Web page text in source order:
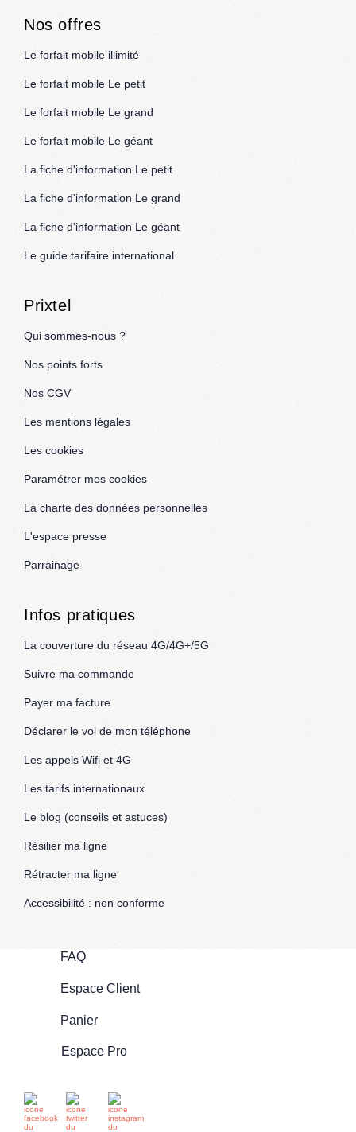
Nos offres
Le forfait mobile illimité
Le forfait mobile Le petit
Le forfait mobile Le grand
Le forfait mobile Le géant
La fiche d'information Le petit
La fiche d'information Le grand
La fiche d'information Le géant
Le guide tarifaire international
Prixtel
Qui sommes-nous ?
Nos points forts
Nos CGV
Les mentions légales
Les cookies
Paramétrer mes cookies
La charte des données personnelles
L'espace presse
Parrainage
Infos pratiques
La couverture du réseau 4G/4G+/5G
Suivre ma commande
Payer ma facture
Déclarer le vol de mon téléphone
Les appels Wifi et 4G
Les tarifs internationaux
Le blog (conseils et astuces)
Résilier ma ligne
Rétracter ma ligne
Accessibilité : non conforme
FAQ
Espace Client
Panier
Espace Pro